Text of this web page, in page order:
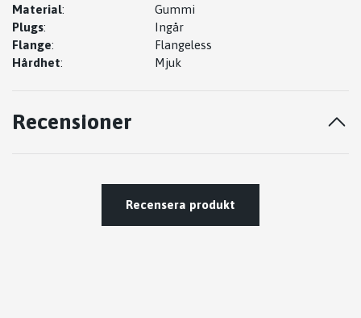
Material:
Gummi
Plugs:
Ingår
Flange:
Flangeless
Hårdhet: Mjuk
Recensioner
Recensera produkt